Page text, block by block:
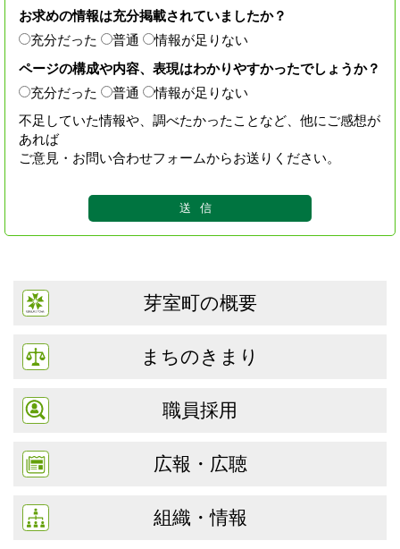
お求めの情報は充分掲載されていましたか？
充分だった
普通
情報が足りない
ページの構成や内容、表現はわかりやすかったでしょうか？
充分だった
普通
情報が足りない
不足していた情報や、調べたかったことなど、他にご感想が
あれば
ご意見・お問い合わせフォームからお送りください。
芽室町の概要
まちのきまり
職員採用
広報・広聴
組織・情報